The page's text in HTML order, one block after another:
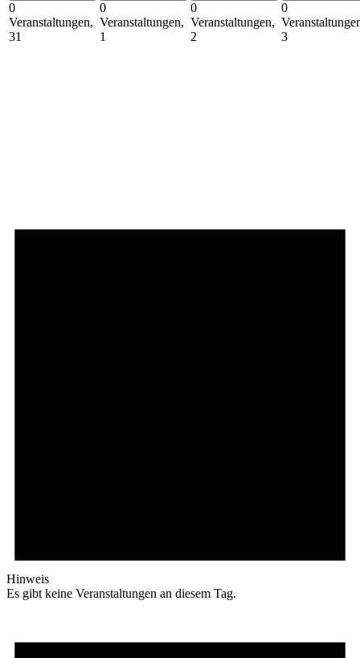
0
Veranstaltungen,
31
0
Veranstaltungen,
1
0
Veranstaltungen,
2
0
3
Hinweis
Es gibt keine Veranstaltungen an diesem Tag.